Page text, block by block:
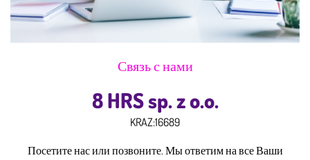
8 HRS sp. z o.o.
KRAZ:16689
вопросы.